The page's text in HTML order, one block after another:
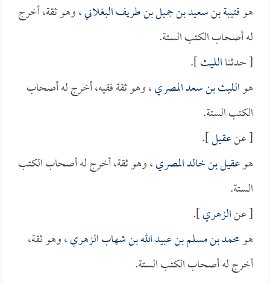
هوقتيبة بن سعيد بن جميل بن طريف البغلاني، وهو ثقة، أخرج
له أصحاب الكتب الستة.
[ حدثناالليث].
هوالليث بن سعد المصري، وهو ثقة فقيه، أخرج له أصحاب
الكتب الستة.
[ عنعقيل].
هوعقيل بن خالد المصري، وهو ثقة، أخرج له أصحاب الكتب
الستة.
[ عنالزهري].
هومحمد بن مسلم بن عبيد الله بن شهاب الزهري، وهو ثقة،
أخرج له أصحاب الكتب الستة.